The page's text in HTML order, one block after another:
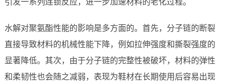
引发一系列连锁反应，进一步加速材料的老化过程。
水解对聚氨酯性能的影响是多方面的。首先，分子链的断裂
直接导致材料的机械性能下降，例如拉伸强度和撕裂强度的
显著降低。其次，由于分子链的完整性被破坏，材料的弹性
和柔韧性也会随之减弱，表现为鞋材在长期使用后容易出现